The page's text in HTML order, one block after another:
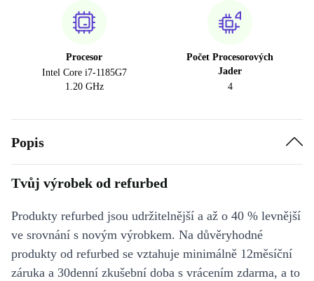
Procesor
Intel Core i7-1185G7
1.20 GHz
Počet Procesorových
Jader
4
Popis
Tvůj výrobek od refurbed
Produkty refurbed jsou udržitelnější a až o 40 % levnější
ve srovnání s novým výrobkem. Na důvěryhodné
produkty od refurbed se vztahuje minimálně 12měsíční
záruka a 30denní zkušební doba s vrácením zdarma, a to